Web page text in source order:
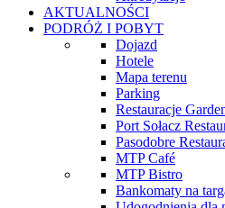
AKTUALNOŚCI
PODRÓŻ I POBYT
Dojazd
Hotele
Mapa terenu
Parking
Restauracje
Port Sołacz
Pasodobre
MTP Café
MTP Bistro
Bankomaty na